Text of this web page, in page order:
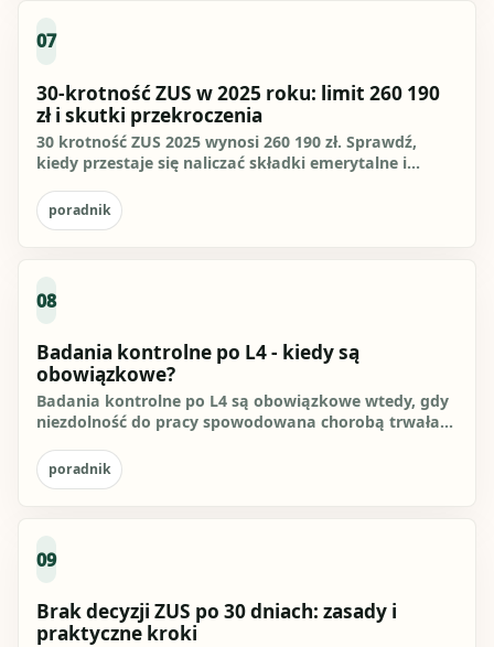
07
30-krotność ZUS w 2025 roku: limit 260 190
zł i skutki przekroczenia
30 krotność ZUS 2025 wynosi 260 190 zł. Sprawdź,
kiedy przestaje się naliczać składki emerytalne i
poradnik
08
Badania kontrolne po L4 - kiedy są
obowiązkowe?
Badania kontrolne po L4 są obowiązkowe wtedy, gdy
niezdolność do pracy spowodowana chorobą trwała
poradnik
09
Brak decyzji ZUS po 30 dniach: zasady i
praktyczne kroki